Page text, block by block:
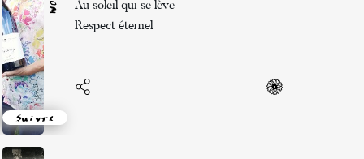
Suivre
Au soleil qui se lève
Respect éternel